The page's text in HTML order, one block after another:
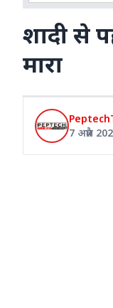
शादी से
मारा
7 अप्रैल